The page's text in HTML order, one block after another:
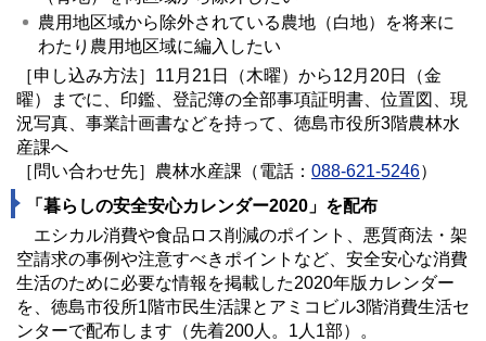
農用地区域から除外されている農地（白地）を将来に
わたり農用地区域に編入したい
［申し込み方法］11月21日（木曜）から12月20日（金
曜）までに、印鑑、登記簿の全部事項証明書、位置図、現
況写真、事業計画書などを持って、徳島市役所3階農林水
産課へ
［問い合わせ先］農林水産課（電話： 088-621-5246）
「暮らしの安全安心カレンダー2020」を配布
エシカル消費や食品ロス削減のポイント、悪質商法・架
空請求の事例や注意すべきポイントなど、安全安心な消費
生活のために必要な情報を掲載した2020年版カレンダー
を、徳島市役所1階市民生活課とアミコビル3階消費生活セ
ンターで配布します（先着200人。1人1部）。